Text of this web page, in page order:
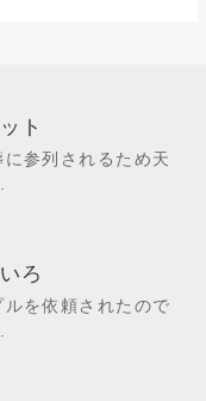
ト
参列されるため天
ろ
を依頼されたので